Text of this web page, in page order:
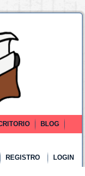
BLOG
REGISTRO LOGIN